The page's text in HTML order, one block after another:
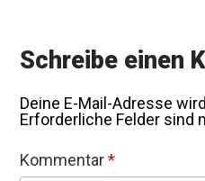
Schreibe einen
Deine E-Mail-Adresse
Erforderliche Felder sind
Kommentar*